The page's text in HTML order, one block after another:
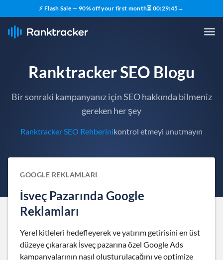
⚡ Flash Sale — 90% off your first month⏳ 00:29:44→
Ranktracker SEO Blogu
Bir sonraki kampanyanız için SEO hakkında bilmeniz
gereken her şey
Ranktracker SEO Rehberinikontrol etmeyi unutmayın
GOOGLE REKLAMLARI
İsveç Pazarında Google
Reklamları
Yerel kitleleri hedefleyerek ve yatırım getirisini en üst
düzeye çıkararak İsveç pazarına özel Google Ads
kampanyalarının nasıl oluşturulacağını ve optimize